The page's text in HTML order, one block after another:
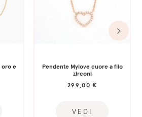
oro e Pendente Mylove cuore a filo
zirconi
299,00 €
VEDI